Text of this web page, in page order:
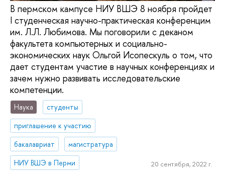
В пермском кампусе НИУ ВШЭ 8 ноября пройдет
I студенческая научно-практическая конференцим
им. Л.Л. Любимова. Мы поговорили с деканом
факультета компьютерных и социально-
экономических наук Ольгой Исопескуль о том, что
дает студентам участие в научных конференциях и
зачем нужно развивать исследовательские
компетенции.
Наука
студенты
приглашение к участию
бакалавриат
магистратура
НИУ ВШЭ в Перми
20 сентября, 2022 г.